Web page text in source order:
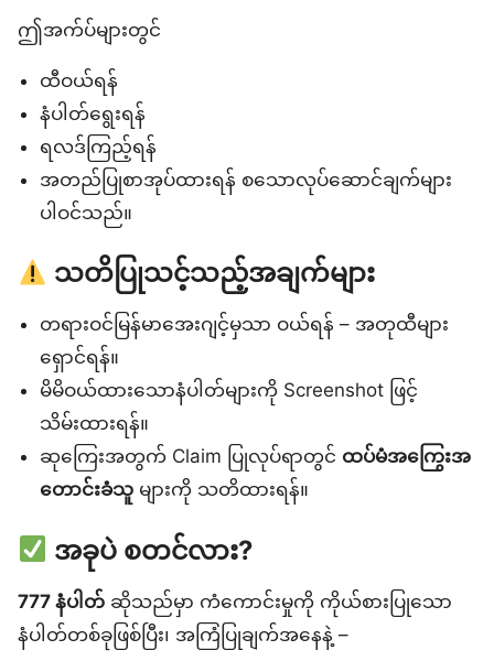
ဤအက်ပ်များတွင်
ထီဝယ်ရန်
နံပါတ်ရွေးရန်
ရလဒ်ကြည့်ရန်
အတည်ပြုစာအုပ်ထားရန် စသောလုပ်ဆောင်ချက်များ
ပါဝင်သည်။
သတိပြုသင့်သည့်အချက်များ
တရားဝင်မြန်မာအေးဂျင့်မှသာ ဝယ်ရန် – အတုထီများ
ရှောင်ရန်။
မိမိဝယ်ထားသောနံပါတ်များကို Screenshot ဖြင့်
သိမ်းထားရန်။
ဆုကြေးအတွက် Claim ပြုလုပ်ရာတွင် ထပ်မံအကြွေးအ
တောင်းခံသူ များကို သတိထားရန်။
အခုပဲ စတင်လား?
777 နံပါတ် ဆိုသည်မှာ ကံကောင်းမှုကို ကိုယ်စားပြုသော
နံပါတ်တစ်ခုဖြစ်ပြီး၊ အကြံပြုချက်အနေနဲ့ –